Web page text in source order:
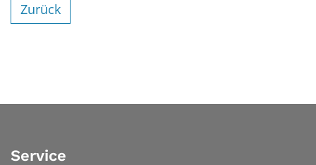
Zurück
Service